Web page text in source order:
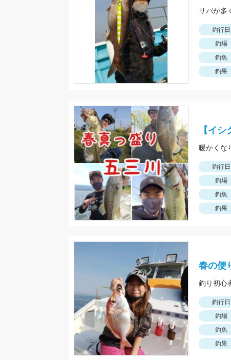
サバが多
釣行日
釣場
釣魚
釣果
【イ
暖かくな
釣行日
釣場
釣魚
釣果
春の便
釣り初心
釣行日
釣場
釣魚
釣果